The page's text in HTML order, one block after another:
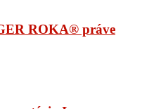
ROKA® práve